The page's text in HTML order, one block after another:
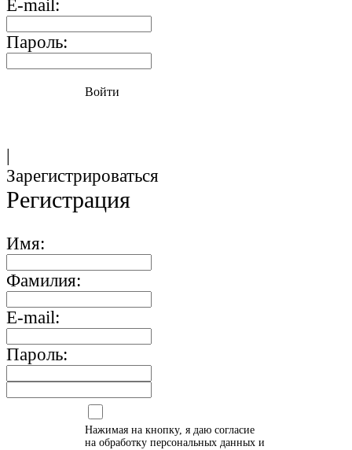
E-mail:
Пароль:
Войти
|
Зарегистрироваться
Регистрация
Имя:
Фамилия:
E-mail:
Пароль:
Нажимая на кнопку, я даю согласие
на обработку персональных данных и